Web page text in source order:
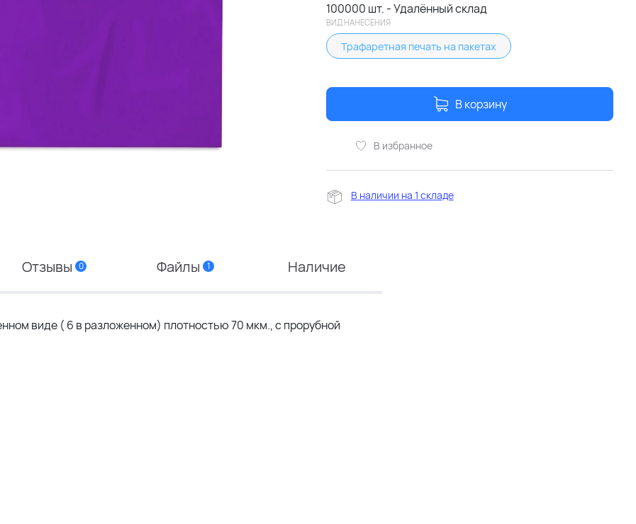
100000 шт. - Удалённый склад
ВИД НАНЕСЕНИЯ
Трафаретная печать на пакетах
В корзину
В избранное
В наличии на 1 складе
Отзывы 0 Файлы 1 Наличие
виде ( 6 в разложенном) плотностью 70 мкм., с прорубной